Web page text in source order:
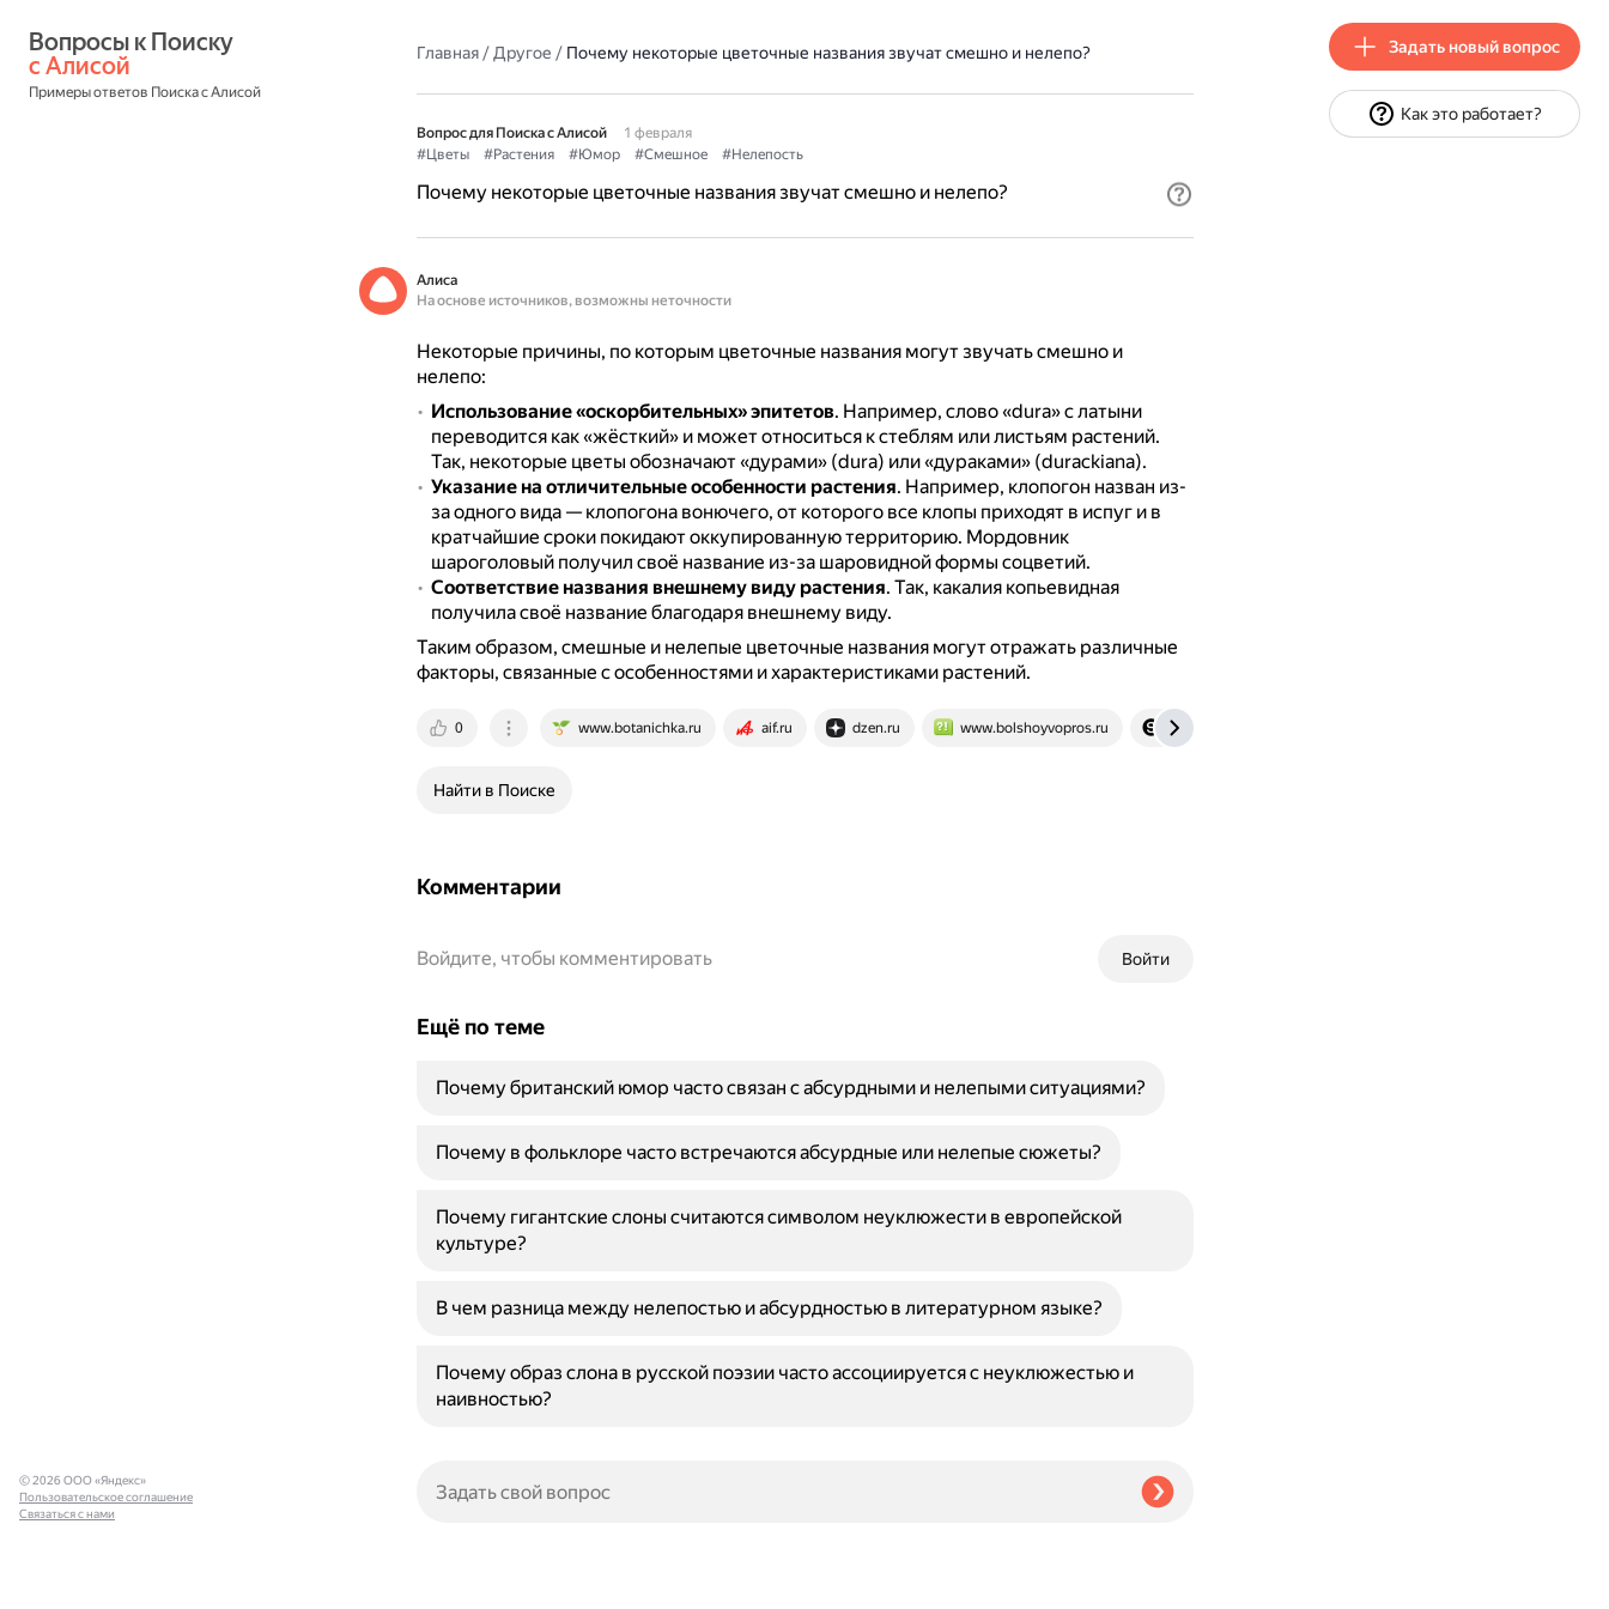
с Алисой
Примеры ответов Поиска с Алисой
Главная/Другое / Почему некоторые цветочные названия звучат смешно и нелепо?
Вопрос для Поиска с Алисой
1 февраля
#Цветы
#Растения #Юмор #Смешное #Нелепость
Почему некоторые цветочные названия звучат смешно и нелепо?
Алиса
На основе источников, возможны неточности
Некоторые причины, по которым цветочные названия могут звучать смешно и
нелепо:
Использование «оскорбительных» эпитетов. Например, слово «dura» с латыни
переводится как «жёсткий» и может относиться к стеблям или листьям растений.
Так, некоторые цветы обозначают «дурами» (dura) или «дураками» (durackiana).
Указание на отличительные особенности растения. Например, клопогон назван из-
за одного вида — клопогона вонючего, от которого все клопы приходят в испуг и в
кратчайшие сроки покидают оккупированную территорию. Мордовник
шароголовый получил своё название из-за шаровидной формы соцветий.
Соответствие названия внешнему виду растения. Так, какалия копьевидная
получила своё название благодаря внешнему виду.
Таким образом, смешные и нелепые цветочные названия могут отражать различные
факторы, связанные с особенностями и характеристиками растений.
0 www.botanichka.ru aif.ru dzen.ru www.bolshoyvopros.ru spletnik.ru
Найти в Поиске
Комментарии
Войти
Войдите, чтобы комментировать
Ещё по теме
Почему британский юмор часто связан с абсурдными и нелепыми ситуациями?
Почему в фольклоре часто встречаются абсурдные или нелепые сюжеты?
Почему гигантские слоны считаются символом неуклюжести в европейской
культуре?
В чем разница между нелепостью и абсурдностью в литературном языке?
Почему образ слона в русской поэзии часто ассоциируется с неуклюжестью и
наивностью?
© 2026 ООО «Яндекс»
Пользовательское соглашение
Связаться с нами
Задать новый вопрос
Как это работает?